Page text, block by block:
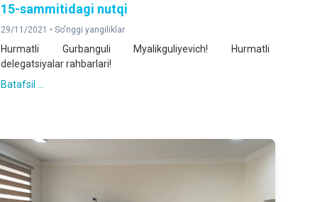
15-sammitidagi nutqi
29/11/2021 •So'nggi yangiliklar
Hurmatli Gurbanguli Myalikguliyevich! Hurmatli
delegatsiyalar rahbarlari!
Batafsil ...